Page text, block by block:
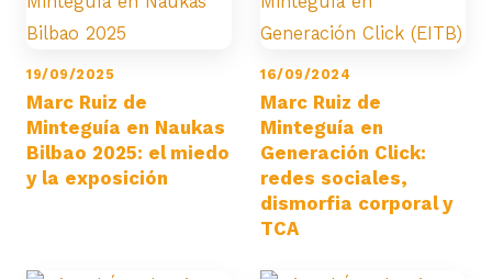
19/09/2025
Marc Ruiz de
Minteguía en Naukas
Bilbao 2025: el miedo
y la exposición
16/09/2024
Marc Ruiz de
Minteguía en
Generación Click:
redes sociales,
dismorfia corporal y
TCA